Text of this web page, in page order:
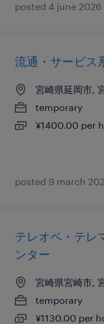
posted 4 june 2026
流通・サービス
宮崎県延岡市,
temporary
¥1400.00 per
posted 9 march
テレオペ・テレ
ンター
宮崎県宮崎市,
temporary
¥1130.00 per